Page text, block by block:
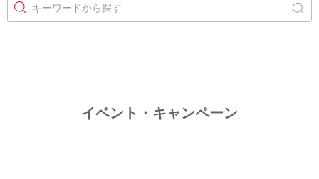
キーワードから探す
イベント・キャンペーン